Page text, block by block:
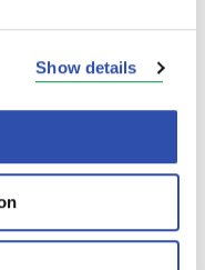
Show details
2012–2014